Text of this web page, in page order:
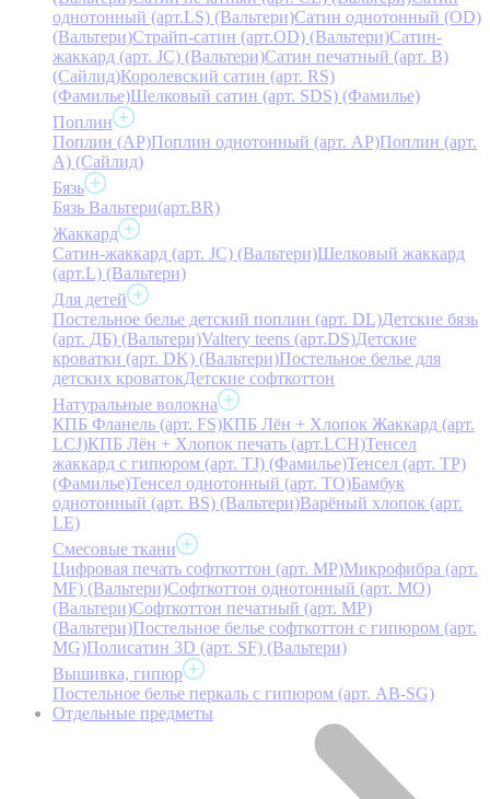
однотонный (арт.LS) (Вальтери)Сатин однотонный (OD)
(Вальтери)Страйп-сатин (арт.OD) (Вальтери)Сатин-
жаккард (арт. JC) (Вальтери)Сатин печатный (арт. В)
(Сайлид)Королевский сатин (арт. RS)
(Фамилье)Шелковый сатин (арт. SDS) (Фамилье)
Поплин
Поплин (AP)Поплин однотонный (арт. AP)Поплин (арт.
А) (Сайлид)
Бязь
Бязь Вальтери(арт.BR)
Жаккард
Сатин-жаккард (арт. JC) (Вальтери)Шелковый жаккард
(арт.L) (Вальтери)
Для детей
Постельное белье детский поплин (арт. DL)Детские бязь
(арт. ДБ) (Вальтери)Valtery teens (арт.DS)Детские
кроватки (арт. DK) (Вальтери)Постельное белье для
детских кроватокДетские софткоттон
Натуральные волокна
КПБ Фланель (арт. FS)КПБ Лён + Хлопок Жаккард (арт.
LCJ)КПБ Лён + Хлопок печать (арт.LCH)Тенсел
жаккард с гипюром (арт. TJ) (Фамилье)Тенсел (арт. ТР)
(Фамилье)Тенсел однотонный (арт. TO)Бамбук
однотонный (арт. BS) (Вальтери)Варёный хлопок (арт.
LE)
Смесовые ткани
Цифровая печать софткоттон (арт. MP)Микрофибра (арт.
MF) (Вальтери)Софткоттон однотонный (арт. MO)
(Вальтери)Софткоттон печатный (арт. MР)
(Вальтери)Постельное белье софткоттон с гипюром (арт.
MG)Полисатин 3D (арт. SF) (Вальтери)
Вышивка, гипюр
Постельное белье перкаль с гипюром (арт. AB-SG)
Отдельные предметы